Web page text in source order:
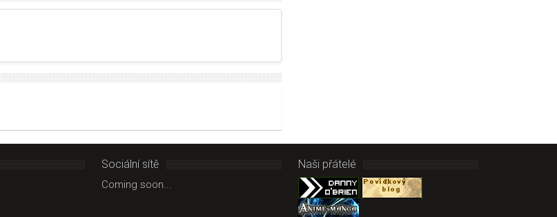
Sociální sítě
Coming soon...
Naši přátelé